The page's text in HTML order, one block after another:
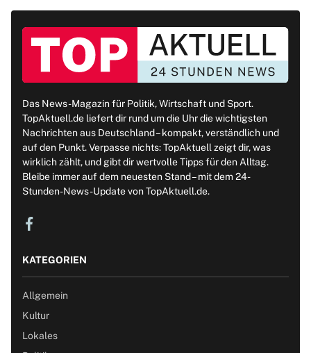
Das News-Magazin für Politik, Wirtschaft und Sport.
TopAktuell.de liefert dir rund um die Uhr die wichtigsten
Nachrichten aus Deutschland – kompakt, verständlich und
auf den Punkt. Verpasse nichts: TopAktuell zeigt dir, was
wirklich zählt, und gibt dir wertvolle Tipps für den Alltag.
Bleibe immer auf dem neuesten Stand – mit dem 24-
Stunden-News-Update von TopAktuell.de.
KATEGORIEN
Allgemein
Kultur
Lokales